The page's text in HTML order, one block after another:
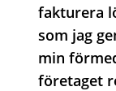
fakturera
som jag
min
företaget